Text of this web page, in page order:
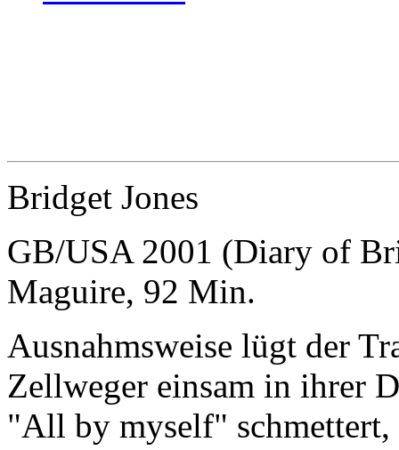
Bridget Jones
GB/USA 2001 (Diary of
Maguire, 92 Min.
Ausnahmsweise lügt der
Zellweger einsam in ihrer
"All by myself" schmettert,